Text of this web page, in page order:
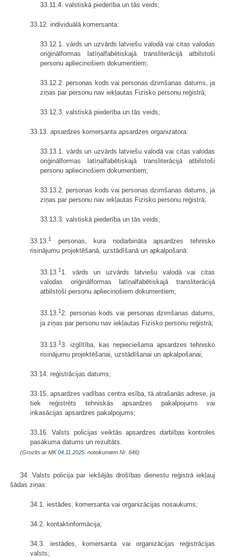
33.11.4. valstiskā piederība un tās veids;
33.12. individuālā komersanta:
33.12.1. vārds un uzvārds latviešu valodā vai citas valodas
oriģinālformas latīņalfabētiskajā transliterācijā atbilstoši
personu apliecinošiem dokumentiem;
33.12.2. personas kods vai personas dzimšanas datums, ja
ziņas par personu nav iekļautas Fizisko personu reģistrā;
33.12.3. valstiskā piederība un tās veids;
33.13. apsardzes komersanta apsardzes organizatora:
33.13.1. vārds un uzvārds latviešu valodā vai citas valodas
oriģinālformas latīņalfabētiskajā transliterācijā atbilstoši
personu apliecinošiem dokumentiem;
33.13.2. personas kods vai personas dzimšanas datums, ja
ziņas par personu nav iekļautas Fizisko personu reģistrā;
33.13.3. valstiskā piederība un tās veids;
33.13. 1
personas, kura nodarbināta apsardzes tehnisko
risinājumu projektēšanā, uzstādīšanā un apkalpošanā:
33.13.1 1. vārds un uzvārds latviešu valodā vai citas
valodas oriģinālformas latīņalfabētiskajā transliterācijā
atbilstoši personu apliecinošiem dokumentiem;
33.13.12. personas kods vai personas dzimšanas datums,
ja ziņas par personu nav iekļautas Fizisko personu reģistrā;
33.13. 13. izglītība, kas nepieciešama apsardzes tehnisko
risinājumu projektēšanai, uzstādīšanai un apkalpošanai;
33.14. reģistrācijas datums;
33.15. apsardzes vadības centra esība, tā atrašanās adrese, ja
tiek reģistrēts tehniskās apsardzes pakalpojums vai
inkasācijas apsardzes pakalpojums;
33.16. Valsts policijas veiktās apsardzes darbības kontroles
pasākuma datums un rezultāts.
(Grozīts ar MK04.11.2025. noteikumiem Nr. 646)
34. Valsts policija par iekšējās drošības dienestu reģistrā iekļauj
šādas ziņas:
34.1. iestādes, komersanta vai organizācijas nosaukums;
34.2. kontaktinformācija;
34.3. iestādes, komersanta vai organizācijas reģistrācijas
valsts;